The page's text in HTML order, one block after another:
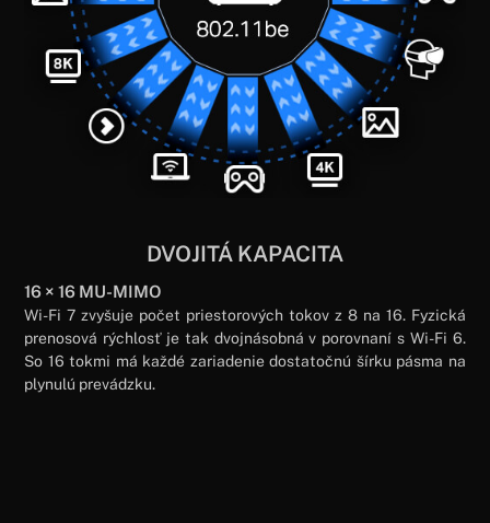
DVOJITÁ KAPACITA
16 × 16 MU-MIMO
Wi-Fi 7 zvyšuje počet priestorových tokov z 8 na 16. Fyzická
prenosová rýchlosť je tak dvojnásobná v porovnaní s Wi-Fi 6.
So 16 tokmi má každé zariadenie dostatočnú šírku pásma na
plynulú prevádzku.